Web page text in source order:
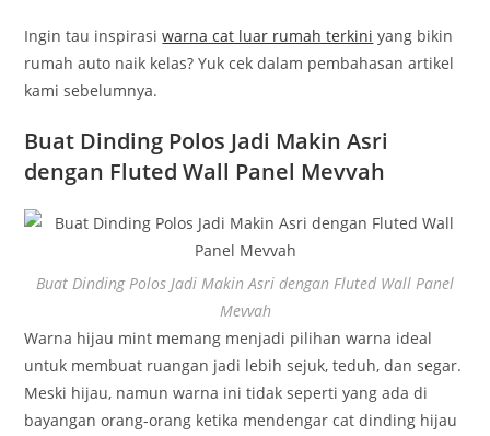
Ingin tau inspirasiwarna cat luar rumah terkini yang bikin
rumah auto naik kelas? Yuk cek dalam pembahasan artikel
kami sebelumnya.
Buat Dinding Polos Jadi Makin Asri
dengan Fluted Wall Panel Mevvah
Buat Dinding Polos Jadi Makin Asri dengan Fluted Wall Panel
Mevvah
Warna hijau mint memang menjadi pilihan warna ideal
untuk membuat ruangan jadi lebih sejuk, teduh, dan segar.
Meski hijau, namun warna ini tidak seperti yang ada di
bayangan orang-orang ketika mendengar cat dinding hijau